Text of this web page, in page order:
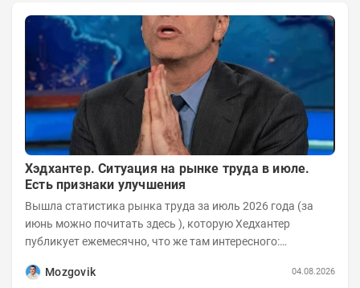
Хэдхантер. Ситуация на рынке труда в июле.
Есть признаки улучшения
Вышла статистика рынка труда за июль 2026 года (за
июнь можно почитать здесь ), которую Хедхантер
публикует ежемесячно, что же там интересного:
Mozgovik
04.08.2026